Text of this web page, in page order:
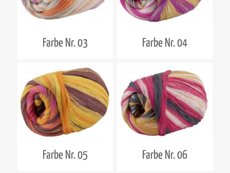
Farbe Nr. 03 Farbe Nr. 04
Farbe Nr. 05 Farbe Nr. 06